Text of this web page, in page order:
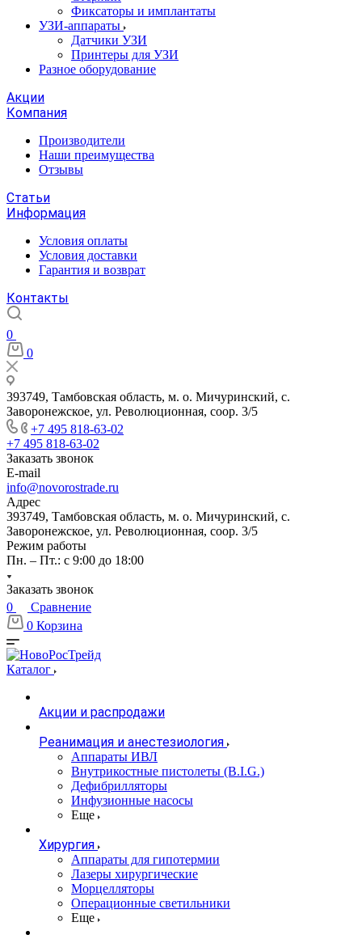
Фиксаторы и имплантаты
УЗИ-аппараты
Датчики УЗИ
Принтеры для УЗИ
Разное оборудование
Акции
Компания
Производители
Наши преимущества
Отзывы
Статьи
Информация
Условия оплаты
Условия доставки
Гарантия и возврат
Контакты
0
0
393749, Тамбовская область, м. о. Мичуринский, с.
Заворонежское, ул. Революционная, соор. 3/5
+7 495 818-63-02
+7 495 818-63-02
Заказать звонок
E-mail
info@novorostrade.ru
Адрес
393749, Тамбовская область, м. о. Мичуринский, с.
Заворонежское, ул. Революционная, соор. 3/5
Режим работы
Пн. – Пт.: с 9:00 до 18:00
Заказать звонок
0
Сравнение
0 Корзина
Каталог
Акции и распродажи
Реанимация и анестезиология
Аппараты ИВЛ
Внутрикостные пистолеты (B.I.G.)
Дефибрилляторы
Инфузионные насосы
Еще
Хирургия
Аппараты для гипотермии
Лазеры хирургические
Морцелляторы
Операционные светильники
Еще